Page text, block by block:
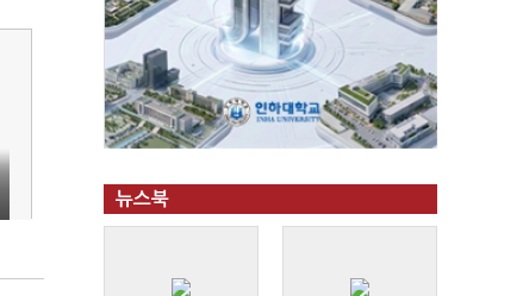
뉴스북